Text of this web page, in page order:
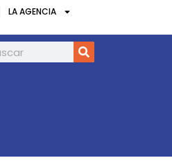
LA AGENCIA
Argentina Metals prepara su primera